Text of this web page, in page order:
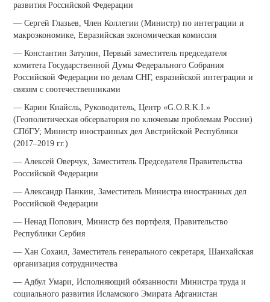
развития Российской Федерации
— Сергей Глазьев, Член Коллегии (Министр) по интеграции и
макроэкономике, Евразийская экономическая комиссия
— Константин Затулин, Первый заместитель председателя
комитета Государственной Думы Федерального Собрания
Российской Федерации по делам СНГ, евразийской интеграции и
связям с соотечественниками
— Карин Кнайсль, Руководитель, Центр «G.O.R.K.I.»
(Геополитическая обсерватория по ключевым проблемам России)
СПбГУ; Министр иностранных дел Австрийской Республики
(2017–2019 гг.)
— Алексей Оверчук, Заместитель Председателя Правительства
Российской Федерации
— Александр Панкин, Заместитель Министра иностранных дел
Российской Федерации
— Ненад Попович, Министр без портфеля, Правительство
Республики Сербия
— Хан Сохаил, Заместитель генерального секретаря, Шанхайская
организация сотрудничества
— Адбул Умари, Исполняющий обязанности Министра труда и
социального развития Исламского Эмирата Афганистан